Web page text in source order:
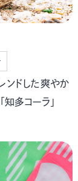
ンドした爽やか
知多コーラ」